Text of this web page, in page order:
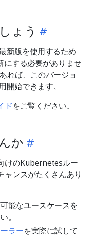
ょう
新版を使用するため
する必要がありませ
れば、このバージョ
開始できます。
ドをご覧ください。
か
けのKubernetesルー
ャンスがたくさんあり
能なユースケースを
。
ラーを実際に試して